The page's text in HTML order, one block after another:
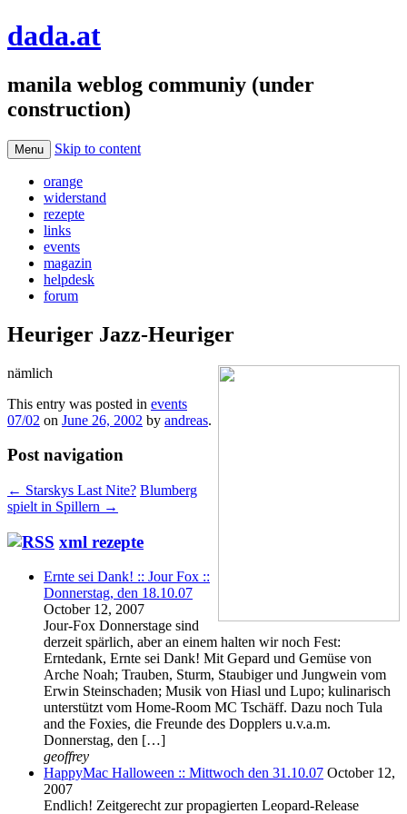
dada.at
manila weblog communiy (under
construction)
Menu Skip to content
orange
widerstand
rezepte
links
events
magazin
helpdesk
forum
Heuriger Jazz-Heuriger
nämlich
This entry was posted in events
07/02 on June 26, 2002 by andreas.
Post navigation
← Starskys Last Nite? Blumberg
spielt in Spillern →
xml rezepte
Ernte sei Dank! :: Jour Fox ::
Donnerstag, den 18.10.07
October 12, 2007
Jour-Fox Donnerstage sind
derzeit spärlich, aber an einem halten wir noch Fest:
Erntedank, Ernte sei Dank! Mit Gepard und Gemüse von
Arche Noah; Trauben, Sturm, Staubiger und Jungwein vom
Erwin Steinschaden; Musik von Hiasl und Lupo; kulinarisch
unterstützt vom Home-Room MC Tschäff. Dazu noch Tula
and the Foxies, die Freunde des Dopplers u.v.a.m.
Donnerstag, den […]
geoffrey
HappyMac Halloween :: Mittwoch den 31.10.07 October 12,
2007
Endlich! Zeitgerecht zur propagierten Leopard-Release